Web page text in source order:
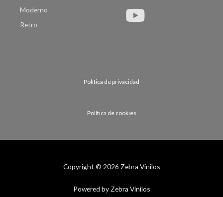
Moderno
Retro
Política de privacidad
Política de cookies
Copyright © 2026 Zebra Vinilos
Powered by Zebra Vinilos